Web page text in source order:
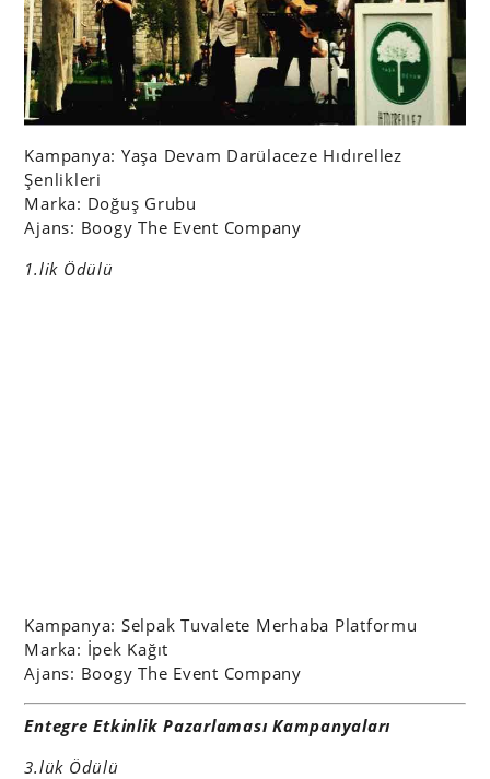
Kampanya: Yaşa Devam Darülaceze Hıdırellez
Şenlikleri
Marka: Doğuş Grubu
Ajans: Boogy The Event Company
1.lik Ödülü
Kampanya: Selpak Tuvalete Merhaba Platformu
Marka: İpek Kağıt
Ajans: Boogy The Event Company
Entegre Etkinlik Pazarlaması Kampanyaları
3.lük Ödülü